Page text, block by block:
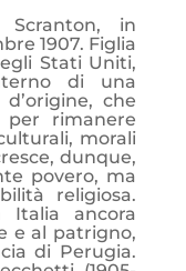
in
1907. Figlia
Stati Uniti,
di una
che
rimanere
morali
dunque,
povero, ma
religiosa.
ancora
e al patrigno,
di Perugia.